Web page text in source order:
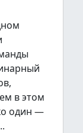
в этом
один —